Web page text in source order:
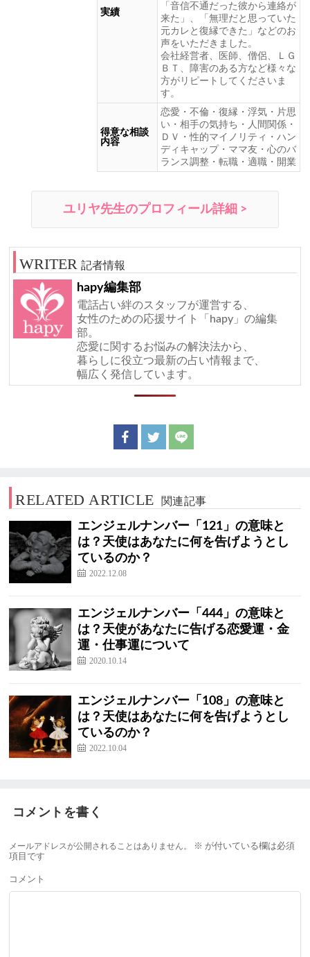
実績
「音信不通だった彼から連絡が
来た」、「無理だと思っていた
元カレと復縁できた」などのお
声をいただきました。
会社経営者、医師、僧侶、ＬＧ
ＢＴ、障害のある方など様々な
方がリピートしてくださいま
す。
得意な相談
内容
恋愛・不倫・復縁・浮気・片思
い・相手の気持ち・人間関係・
ＤＶ・性的マイノリティ・ハン
ディキャップ・ママ友・心のバ
ランス調整・転職・適職・開業
ユリヤ先生のプロフィール詳細 >
記者情報
hapy編集部
電話占い絆のスタッフが運営する、
女性のための応援サイト「hapy」の編集
部。
恋愛に関するお悩みの解決法から、
暮らしに役立つ最新の占い情報まで、
幅広く発信しています。
RELATED ARTICLE 関連記事
エンジェルナンバー「121」の意味と
は？天使はあなたに何を告げようとし
ているのか？
2022.12.08
エンジェルナンバー「444」の意味と
は？天使があなたに告げる恋愛運・金
運・仕事運について
2020.10.14
エンジェルナンバー「108」の意味と
は？天使はあなたに何を告げようとし
ているのか？
2022.10.04
コメントを書く
メールアドレスが公開されることはありません。 ※ が付いている欄は必須
項目です
コメント